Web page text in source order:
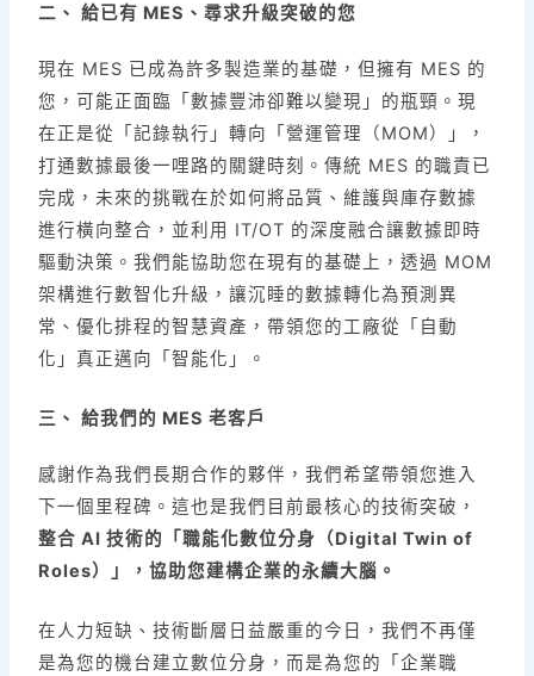
二、 給已有 MES、尋求升級突破的您
現在 MES 已成為許多製造業的基礎，但擁有 MES 的
您，可能正面臨「數據豐沛卻難以變現」的瓶頸。現
在正是從「記錄執行」轉向「營運管理（MOM）」，
打通數據最後一哩路的關鍵時刻。傳統 MES 的職責已
完成，未來的挑戰在於如何將品質、維護與庫存數據
進行橫向整合，並利用 IT/OT 的深度融合讓數據即時
驅動決策。我們能協助您在現有的基礎上，透過 MOM
架構進行數智化升級，讓沉睡的數據轉化為預測異
常、優化排程的智慧資產，帶領您的工廠從「自動
化」真正邁向「智能化」。
三、 給我們的 MES 老客戶
感謝作為我們長期合作的夥伴，我們希望帶領您進入
下一個里程碑。這也是我們目前最核心的技術突破，
整合 AI 技術的「職能化數位分身（Digital Twin of
Roles）」，協助您建構企業的永續大腦。
在人力短缺、技術斷層日益嚴重的今日，我們不再僅
是為您的機台建立數位分身，而是為您的「企業職